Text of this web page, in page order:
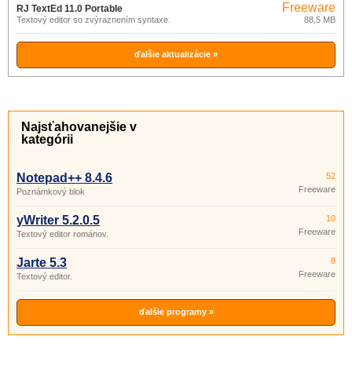
RJ TextEd 11.0 Portable
Textový editor so zvýraznením syntaxe.
Freeware
88,5 MB
ďalšie aktualizácie »
Najsťahovanejšie v
kategórii
Notepad++ 8.4.6
Poznámkový blok
52
Freeware
yWriter 5.2.0.5
Textový editor románov.
10
Freeware
Jarte 5.3
Textový editor.
8
Freeware
ďalšie programy »